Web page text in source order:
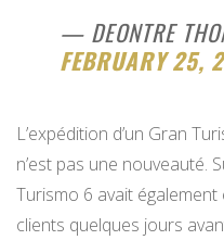
— DEONTRE
FEBRUARY 25,
L’expédition d’un Gran
n’est pas une nouveauté.
Turismo 6 avait
clients quelques jours